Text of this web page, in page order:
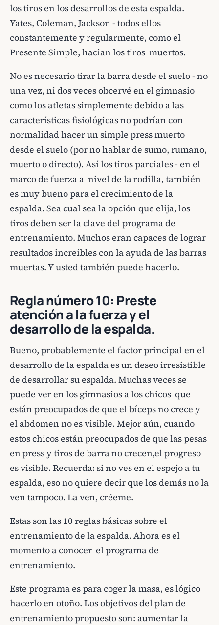
los tiros en los desarrollos de esta espalda.
Yates, Coleman, Jackson - todos ellos
constantemente y regularmente, como el
Presente Simple, hacian los tiros muertos.
No es necesario tirar la barra desde el suelo - no
una vez, ni dos veces obcervé en el gimnasio
como los atletas simplemente debido a las
características fisiológicas no podrían con
normalidad hacer un simple press muerto
desde el suelo (por no hablar de sumo, rumano,
muerto o directo). Así los tiros parciales - en el
marco de fuerza a nivel de la rodilla, también
es muy bueno para el crecimiento de la
espalda. Sea cual sea la opción que elija, los
tiros deben ser la clave del programa de
entrenamiento. Muchos eran capaces de lograr
resultados increíbles con la ayuda de las barras
muertas. Y usted también puede hacerlo.
Regla número 10: Preste
atención a la fuerza y el
desarrollo de la espalda.
Bueno, probablemente el factor principal en el
desarrollo de la espalda es un deseo irresistible
de desarrollar su espalda. Muchas veces se
puede ver en los gimnasios a los chicos que
están preocupados de que el bíceps no crece y
el abdomen no es visible. Mejor aún, cuando
estos chicos están preocupados de que las pesas
en press y tiros de barra no crecen,el progreso
es visible. Recuerda: si no ves en el espejo a tu
espalda, eso no quiere decir que los demás no la
ven tampoco. La ven, créeme.
Estas son las 10 reglas básicas sobre el
entrenamiento de la espalda. Ahora es el
momento a conocer el programa de
entrenamiento.
Este programa es para coger la masa, es lógico
hacerlo en otoño. Los objetivos del plan de
entrenamiento propuesto son: aumentar la